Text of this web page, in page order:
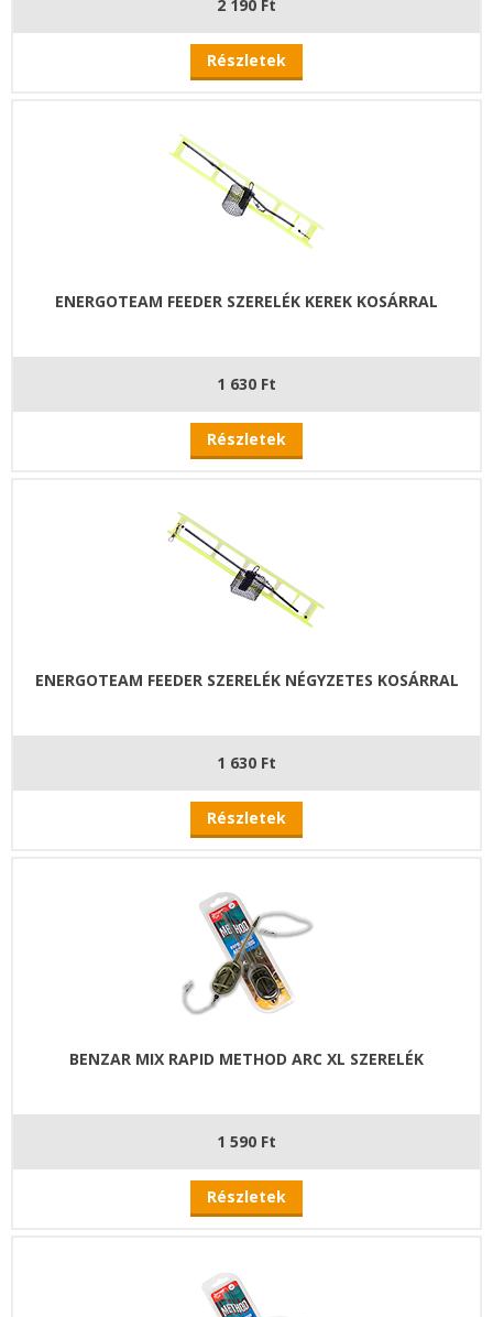
2 190 Ft
Részletek
ENERGOTEAM FEEDER SZERELÉK KEREK KOSÁRRAL
1 630 Ft
Részletek
ENERGOTEAM FEEDER SZERELÉK NÉGYZETES KOSÁRRAL
1 630 Ft
Részletek
BENZAR MIX RAPID METHOD ARC XL SZERELÉK
1 590 Ft
Részletek